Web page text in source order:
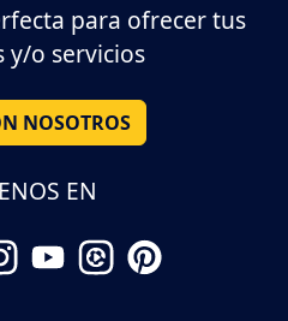
para ofrecer tus
y/o servicios
NOSOTROS
EN